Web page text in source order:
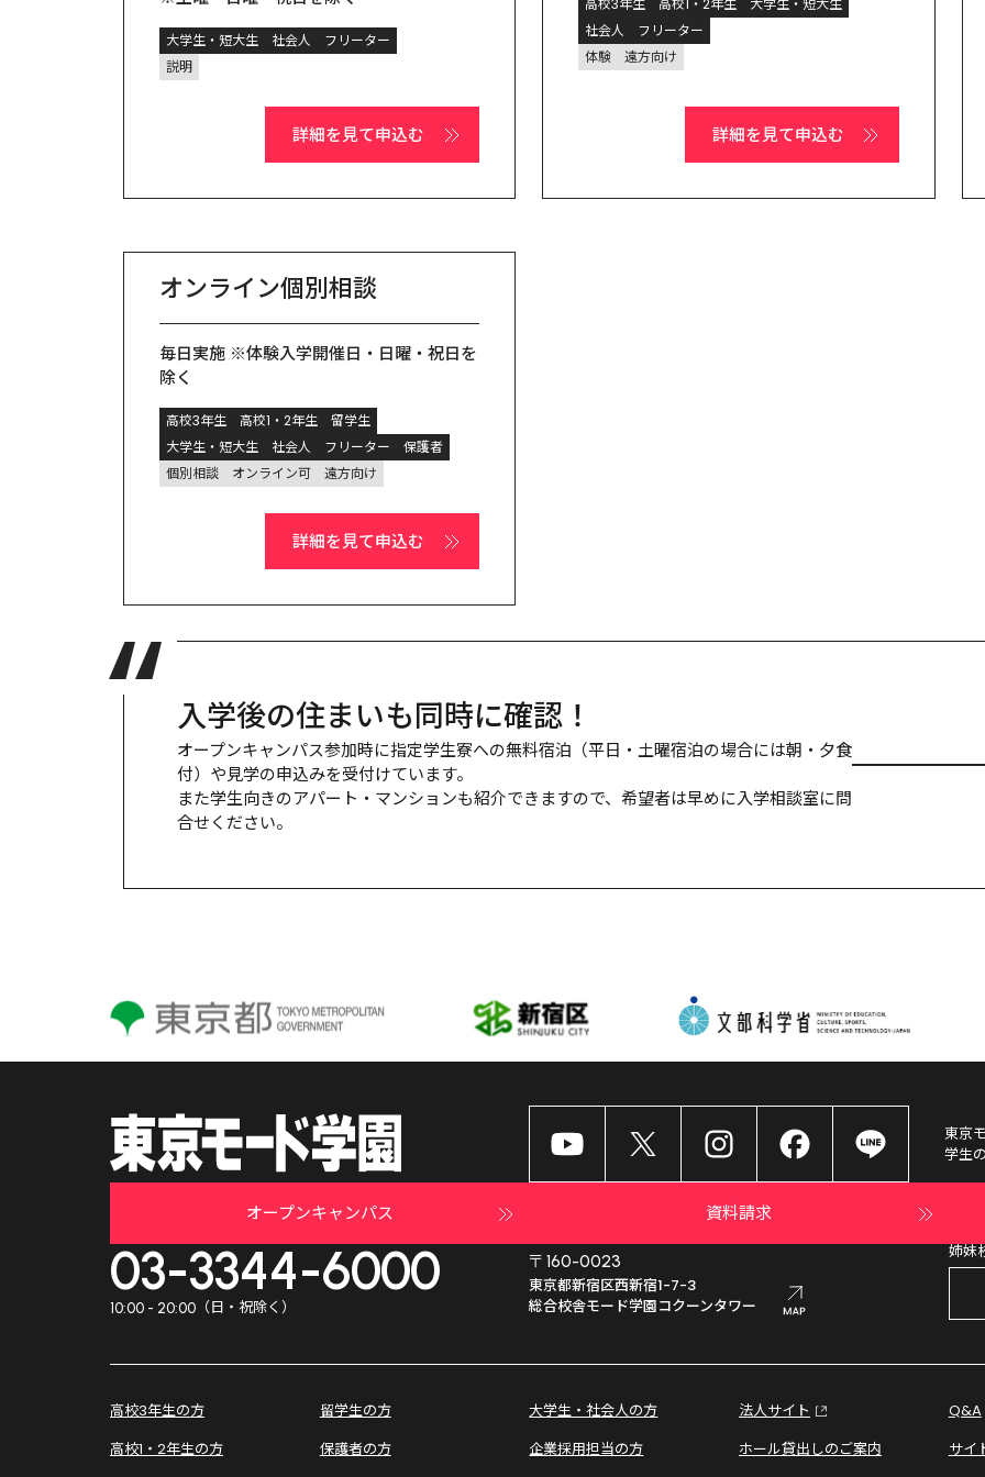
大学生・短大生 社会人
フリーター
説明
詳細を見て申込む
高校3年生 高校1・2年生
大学生・短大生
社会人
フリーター
体験
遠方向け
詳細を見て申込む
オンライン個別相談
毎日実施 ※体験入学開催日・日曜・祝日を
除く
高校3年生 高校1・2年生
留学生
大学生・短大生
社会人 フリーター
保護者
個別相談
オンライン可 遠方向け
詳細を見て申込む
入学後の住まいも同時に確認！
オープンキャンパス参加時に指定学生寮への無料宿泊（平日・土曜宿泊の場合には朝・夕食
付）や見学の申込みを受付けています。
また学生向きのアパート・マンションも紹介できますので、希望者は早めに入学相談室に問
合せください。
東京
学生
オープンキャンパス 資料請求
03-3344-6000
10:00 - 20:00 （日・祝除く）
〒160-0023
東京都新宿区西新宿1-7-3
総合校舎モード学園コクーンタワー
姉妹
高校3年生の方
高校1・2年生の方
留学生の方
保護者の方
大学生・社会人の方
企業採用担当の方
法人サイト
ホール貸出しのご案内
Q&A
サイ